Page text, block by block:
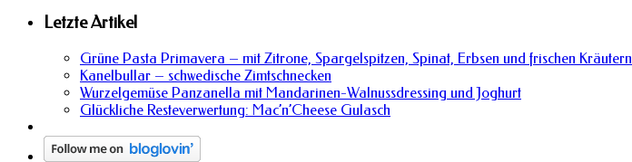
Letzte Artikel
Grüne Pasta Primavera – mit Zitrone, Spargelspitzen, Spinat, Erbsen und frischen Kräutern
Kanelbullar – schwedische Zimtschnecken
Wurzelgemüse Panzanella mit Mandarinen-Walnussdressing und Joghurt
Glückliche Resteverwertung: Mac’n’Cheese Gulasch